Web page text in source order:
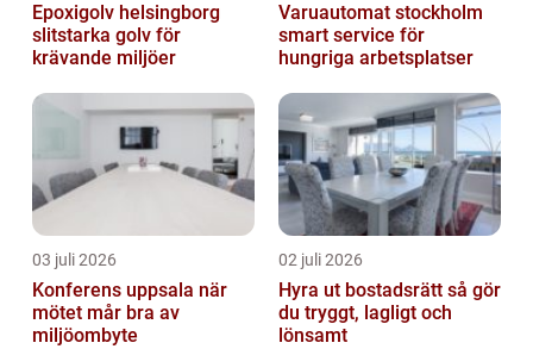
Epoxigolv helsingborg
slitstarka golv för
krävande miljöer
Varuautomat stockholm
smart service för
hungriga arbetsplatser
03 juli 2026
Konferens uppsala när
mötet mår bra av
miljöombyte
02 juli 2026
Hyra ut bostadsrätt så gör
du tryggt, lagligt och
lönsamt